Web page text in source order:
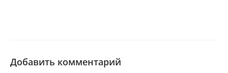
Добавить комментарий